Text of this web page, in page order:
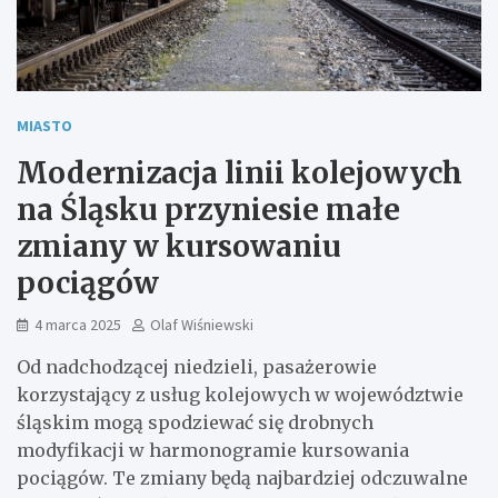
MIASTO
Modernizacja linii kolejowych
na Śląsku przyniesie małe
zmiany w kursowaniu
pociągów
4 marca 2025 Olaf Wiśniewski
Od nadchodzącej niedzieli, pasażerowie
korzystający z usług kolejowych w województwie
śląskim mogą spodziewać się drobnych
modyfikacji w harmonogramie kursowania
pociągów. Te zmiany będą najbardziej odczuwalne